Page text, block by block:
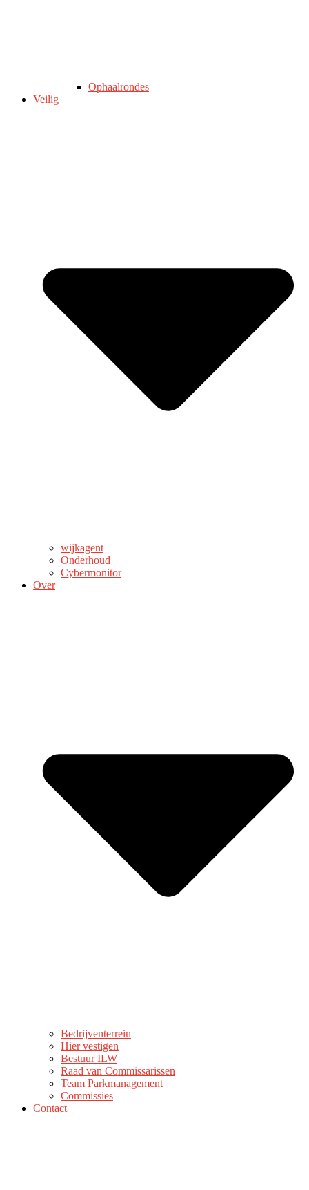
Ophaalrondes
Veilig
wijkagent
Onderhoud
Cybermonitor
Over
Bedrijventerrein
Hier vestigen
Bestuur ILW
Raad van Commissarissen
Team Parkmanagement
Commissies
Contact